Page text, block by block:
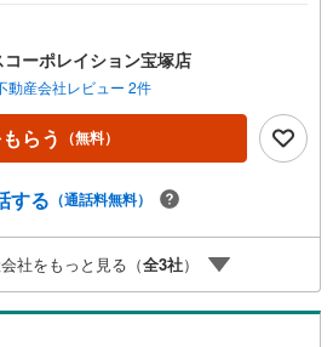
る土地です。土地面積74.03坪と広々とし
＝＝＝センチュリー21アクロスグループ
＝＝＝■センチュリー21グループで28年
～2024年兵庫地区仲介実績） 西宮・尼
にて8店舗展開中。阪神間での購入や売却は
さい■お客様駐車場、キッズスペースがござ
。 お子様連れでもご安心ください。■取り
1000万円台の中古マンションを始め多数
います。Yahoo！不動産に掲載しきれな
きます。お気軽にお問合せください。弊
は「C21アクロス」で検索！
ーポレイション宝塚店
動産会社レビュー 2件
らう （無料）
する （通話料無料）
社をもっと見る（全3社）